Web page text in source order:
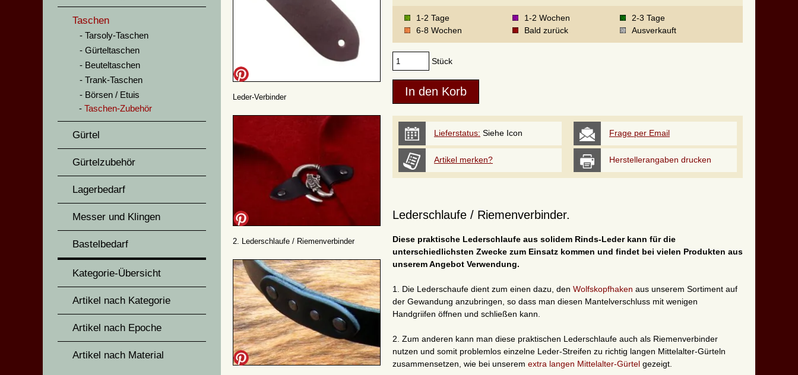
Taschen
Tarsoly-Taschen
Gürteltaschen
Beuteltaschen
Trank-Taschen
Börsen / Etuis
Taschen-Zubehör
Gürtel
Gürtelzubehör
Lagerbedarf
Messer und Klingen
Bastelbedarf
Kategorie-Übersicht
Artikel nach Kategorie
Artikel nach Epoche
Artikel nach Material
Leder-Verbinder
2. Lederschlaufe / Riemenverbinder
1-2 Tage 1-2 Wochen
2-3 Tage
6-8 Wochen
Bald zurück Ausverkauft
Stück
Lieferstatus: Siehe Icon Frage per Email
Artikel merken? Herstellerangaben drucken
Lederschlaufe / Riemenverbinder.
Diese praktische Lederschlaufe aus solidem Rinds-Leder kann für die
unterschiedlichsten Zwecke zum Einsatz kommen und findet bei vielen Produkten aus
unserem Angebot Verwendung.
1. Die Lederschaufe dient zum einen dazu, den Wolfskopfhaken aus unserem Sortiment auf
der Gewandung anzubringen, so dass man diesen Mantelverschluss mit wenigen
Handgriifen öffnen und schließen kann.
2. Zum anderen kann man diese praktischen Lederschlaufe auch als Riemenverbinder
nutzen und somit problemlos einzelne Leder-Streifen zu richtig langen Mittelalter-Gürteln
zusammensetzen, wie bei unserem extra langen Mittelalter-Gürtel gezeigt.